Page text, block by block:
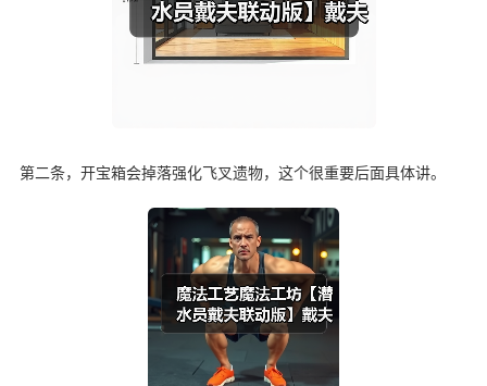
第二条，开宝箱会掉落强化飞叉遗物，这个很重要后面具体讲。